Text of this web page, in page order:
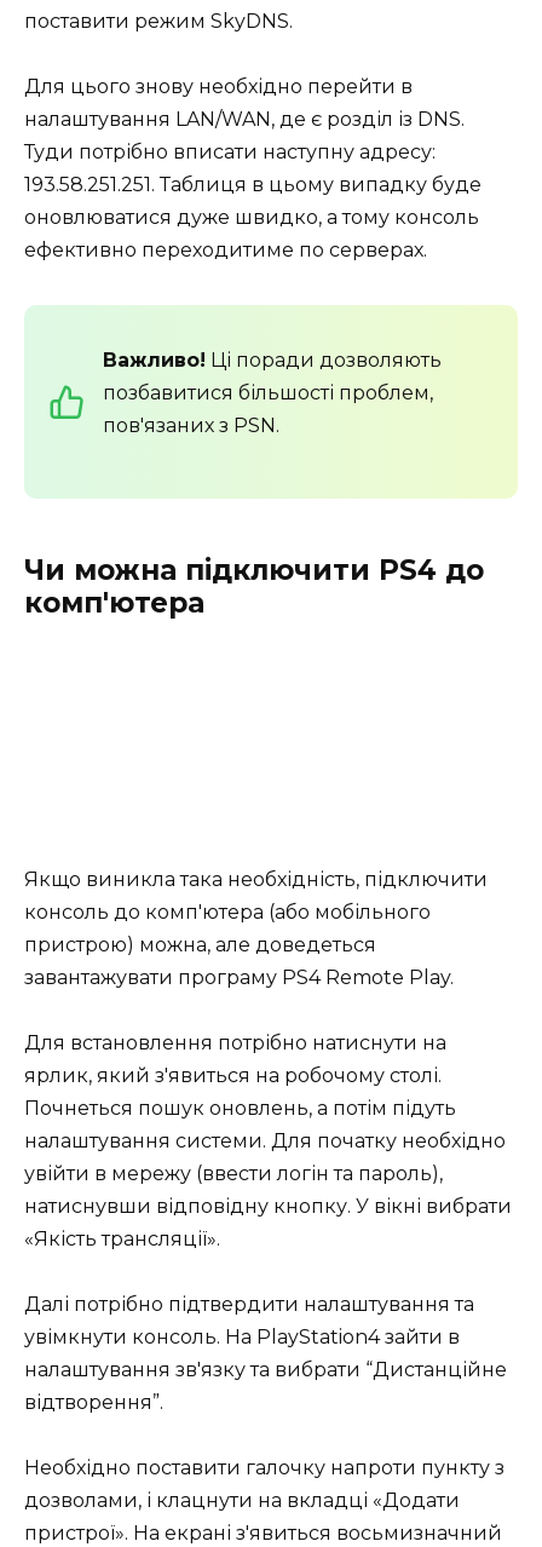
поставити режим SkyDNS.
Для цього знову необхідно перейти в
налаштування LAN/WAN, де є розділ із DNS.
Туди потрібно вписати наступну адресу:
193.58.251.251. Таблиця в цьому випадку буде
оновлюватися дуже швидко, а тому консоль
ефективно переходитиме по серверах.
Важливо! Ці поради дозволяють
позбавитися більшості проблем,
пов'язаних з PSN.
Чи можна підключити PS4 до
комп'ютера
Якщо виникла така необхідність, підключити
консоль до комп'ютера (або мобільного
пристрою) можна, але доведеться
завантажувати програму PS4 Remote Play.
Для встановлення потрібно натиснути на
ярлик, який з'явиться на робочому столі.
Почнеться пошук оновлень, а потім підуть
налаштування системи. Для початку необхідно
увійти в мережу (ввести логін та пароль),
натиснувши відповідну кнопку. У вікні вибрати
«Якість трансляції».
Далі потрібно підтвердити налаштування та
увімкнути консоль. На PlayStation4 зайти в
налаштування зв'язку та вибрати “Дистанційне
відтворення”.
Необхідно поставити галочку напроти пункту з
дозволами, і клацнути на вкладці «Додати
пристрої». На екрані з'явиться восьмизначний